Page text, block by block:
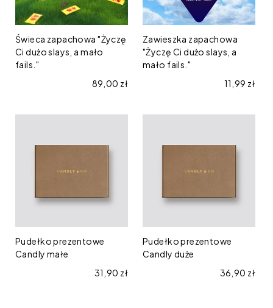
slays,
a
mało
fails."
Świeca zapachowa "Życzę
Ci dużo slays, a mało
fails."
Cena regularna
89,00 zł
slays,
a
mało
fails."
Zawieszka zapachowa
"Życzę Ci dużo slays, a
mało fails."
Cena
11,99 zł
Pudełko prezentowe
Candly małe
Cena regularna
31,90 zł
Pudełko prezentowe
Candly duże
Cena
36,90 zł